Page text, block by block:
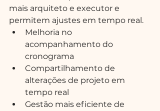
mais arquiteto e executor e
permitem ajustes em tempo real.
Melhoria no
acompanhamento do
cronograma
Compartilhamento de
alterações de projeto em
tempo real
Gestão mais eficiente de